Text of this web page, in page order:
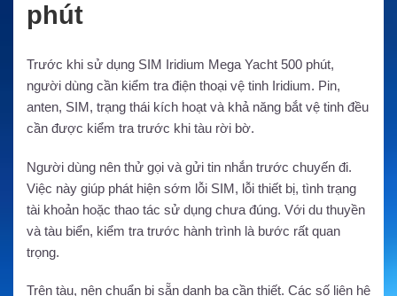
phút
Trước khi sử dụng SIM Iridium Mega Yacht 500 phút,
người dùng cần kiểm tra điện thoại vệ tinh Iridium. Pin,
anten, SIM, trạng thái kích hoạt và khả năng bắt vệ tinh đều
cần được kiểm tra trước khi tàu rời bờ.
Người dùng nên thử gọi và gửi tin nhắn trước chuyến đi.
Việc này giúp phát hiện sớm lỗi SIM, lỗi thiết bị, tình trạng
tài khoản hoặc thao tác sử dụng chưa đúng. Với du thuyền
và tàu biển, kiểm tra trước hành trình là bước rất quan
trọng.
Trên tàu, nên chuẩn bị sẵn danh bạ cần thiết. Các số liên hệ